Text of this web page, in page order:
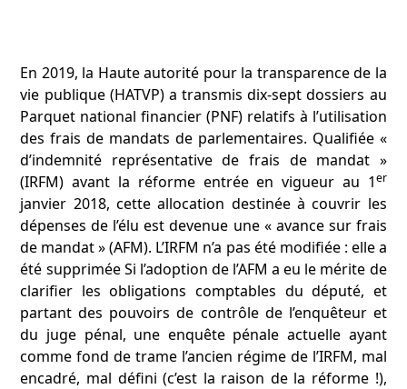
En 2019, la Haute autorité pour la transparence de la
vie publique (HATVP) a transmis dix-sept dossiers au
Parquet national financier (PNF) relatifs à l’utilisation
des frais de mandats de parlementaires. Qualifiée «
d’indemnité représentative de frais de mandat »
(IRFM) avant la réforme entrée en vigueur au 1er
janvier 2018, cette allocation destinée à couvrir les
dépenses de l’élu est devenue une « avance sur frais
de mandat » (AFM). L’IRFM n’a pas été modifiée : elle a
été supprimée Si l’adoption de l’AFM a eu le mérite de
clarifier les obligations comptables du député, et
partant des pouvoirs de contrôle de l’enquêteur et
du juge pénal, une enquête pénale actuelle ayant
comme fond de trame l’ancien régime de l’IRFM, mal
encadré, mal défini (c’est la raison de la réforme !),